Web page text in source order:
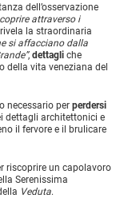
dell’osservazione
attraverso i
la straordinaria
si affacciano dalla
, dettagli che
della vita veneziana del
necessario per perdersi
dettagli architettonici e
il fervore e il brulicare
riscoprire un capolavoro
Serenissima
Veduta.